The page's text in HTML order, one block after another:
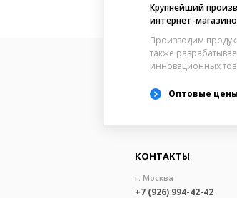
Крупнейший
интернет-
Производим
также
инновационных
Оптовые
КОНТАКТЫ
г. Москва
+7 (926) 994-42-42